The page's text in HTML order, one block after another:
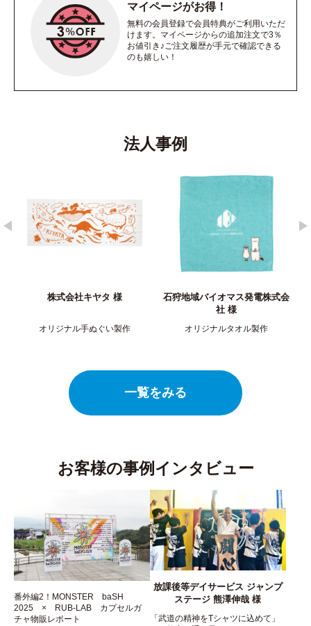
マイページがお得！
無料の会員登録で会員特典がご利用いただ
けます。マイページからの追加注文で3％
お値引き♪ご注文履歴が手元で確認できる
のも嬉しい！
法人事例
株式会社キヤタ 様
リジナル手ぬぐい製作
石狩地域バイオマス発電株式会
オリジナルタオル製作
株式
一覧をみる
お客様の事例インタビュー
番外編2！MONSTER baSH
2025 × RUB-LAB カプセルガ
チャ物販レポート
放課後等デイサービス ジャンプ
ステージ 熊澤伸哉 様
「武道の精神をTシャツに込めて」